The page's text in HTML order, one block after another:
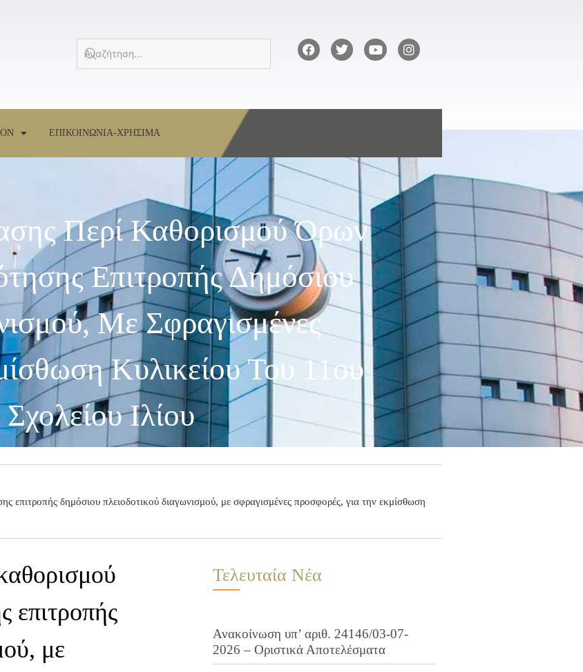
ΕΠΙΚΟΙΝΩΝΙΑ-ΧΡΗΣΙΜΑ
Περί Καθορισμού Όρων
Επιτροπής Δημόσιου
Με Σφραγισμένες
Κυλικείου Του 11ου
Ιλίου
δημόσιου πλειοδοτικού διαγωνισμού, με σφραγισμένες προσφορές, για την εκμίσθωση
επιτροπής
με
Τελευταία Νέα
Ανακοίνωση υπ’ αριθ. 24146/03-07-
2026 – Οριστικά Αποτελέσματα